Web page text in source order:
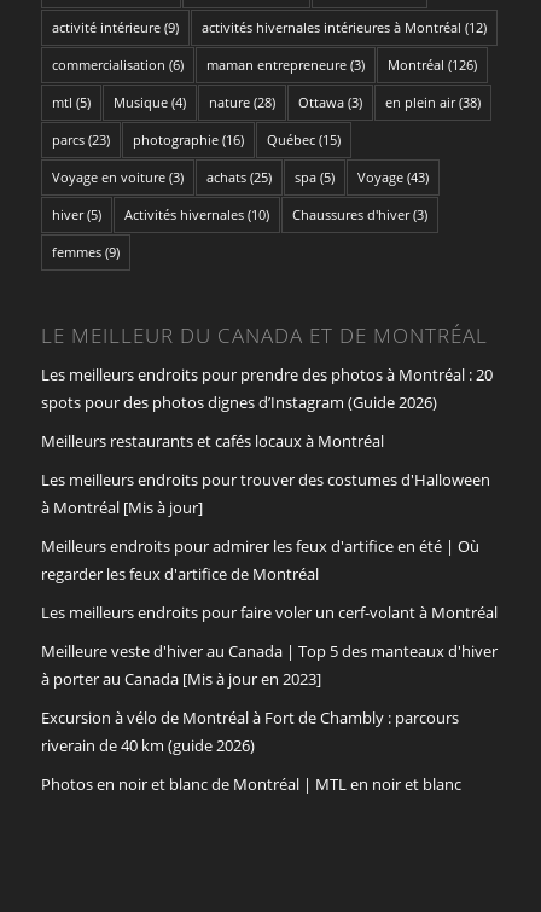
activité intérieure(9) activités hivernales intérieures à Montréal (12)
commercialisation (6) maman entrepreneure(3) Montréal (126)
mtl (5) Musique(4) nature(28) Ottawa(3) en plein air(38)
parcs(23) photographie(16) Québec(15)
Voyage en voiture(3) achats(25) spa(5) Voyage(43)
hiver(5) Activités hivernales(10) Chaussures d'hiver(3)
femmes(9)
LE MEILLEUR DU CANADA ET DE MONTRÉAL
Les meilleurs endroits pour prendre des photos à Montréal : 20
spots pour des photos dignes d’Instagram (Guide 2026)
Meilleurs restaurants et cafés locaux à Montréal
Les meilleurs endroits pour trouver des costumes d'Halloween
à Montréal [Mis à jour]
Meilleurs endroits pour admirer les feux d'artifice en été | Où
regarder les feux d'artifice de Montréal
Les meilleurs endroits pour faire voler un cerf-volant à Montréal
Meilleure veste d'hiver au Canada | Top 5 des manteaux d'hiver
à porter au Canada [Mis à jour en 2023]
Excursion à vélo de Montréal à Fort de Chambly : parcours
riverain de 40 km (guide 2026)
Photos en noir et blanc de Montréal | MTL en noir et blanc